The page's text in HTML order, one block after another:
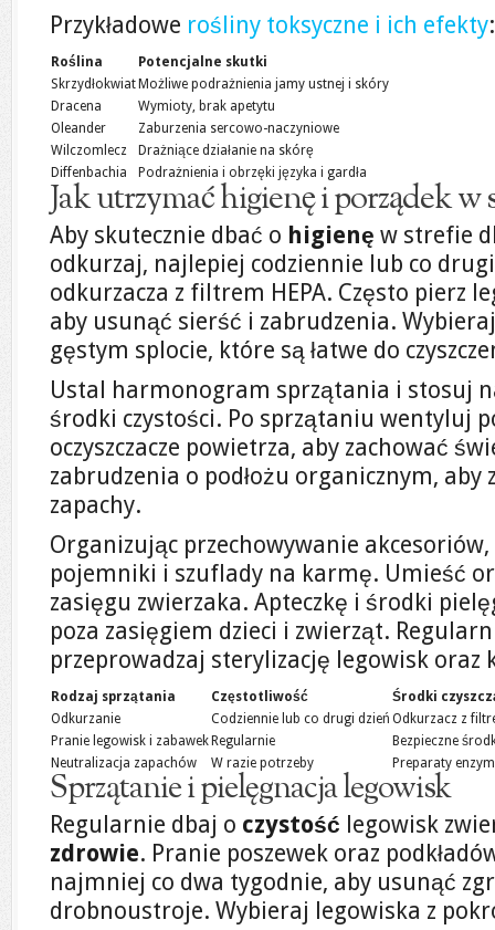
Przykładowe rośliny toksyczne i ich efekty:
Roślina
Potencjalne skutki
Skrzydłokwiat Możliwe podrażnienia jamy ustnej i skóry
Dracena
Wymioty, brak apetytu
Oleander
Zaburzenia sercowo-naczyniowe
Wilczomlecz
Drażniące działanie na skórę
Diffenbachia
Podrażnienia i obrzęki języka i gardła
Jak utrzymać higienę i porządek w
Aby skutecznie dbać o higienę w strefie
odkurzaj, najlepiej codziennie lub co
odkurzacza z filtrem HEPA. Często pierz
aby usunąć sierść i zabrudzenia.
gęstym splocie, które są łatwe do
Ustal harmonogram sprzątania i stosuj
środki czystości. Po sprzątaniu wentyluj
oczyszczacze powietrza, aby zachować
zabrudzenia o podłożu organicznym,
zapachy.
Organizując przechowywanie
pojemniki i szuflady na karmę. Umieść
zasięgu zwierzaka. Apteczkę i środki
poza zasięgiem dzieci i zwierząt.
przeprowadzaj sterylizację legowisk oraz
Rodzaj sprzątania Częstotliwość
Środki
Odkurzanie
Codziennie lub co drugi dzień Odkurzacz z
Pranie legowisk i zabawek Regularnie
Bezpieczne
Neutralizacja zapachów
W razie potrzeby Preparaty
Sprzątanie i pielęgnacja legowisk
Regularnie dbaj o czystość legowisk
zdrowie. Pranie poszewek oraz
najmniej co dwa tygodnie, aby usunąć
drobnoustroje. Wybieraj legowiska z